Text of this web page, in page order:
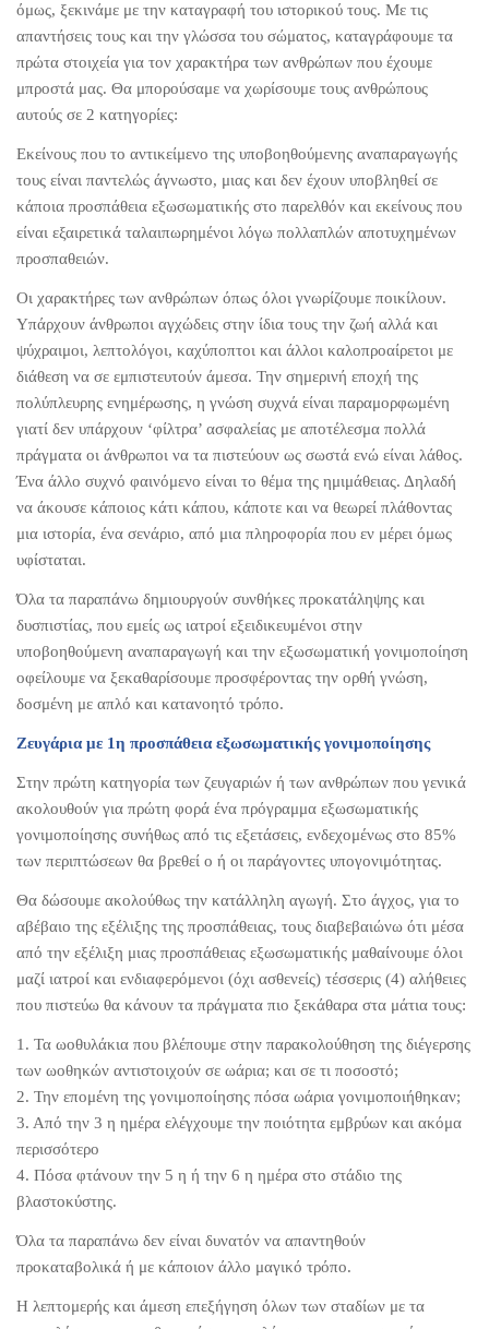
όμως, ξεκινάμε με την καταγραφή του ιστορικού τους. Με τις
απαντήσεις τους και την γλώσσα του σώματος, καταγράφουμε τα
πρώτα στοιχεία για τον χαρακτήρα των ανθρώπων που έχουμε
μπροστά μας. Θα μπορούσαμε να χωρίσουμε τους ανθρώπους
αυτούς σε 2 κατηγορίες:
Εκείνους που το αντικείμενο της υποβοηθούμενης αναπαραγωγής
τους είναι παντελώς άγνωστο, μιας και δεν έχουν υποβληθεί σε
κάποια προσπάθεια εξωσωματικής στο παρελθόν και εκείνους που
είναι εξαιρετικά ταλαιπωρημένοι λόγω πολλαπλών αποτυχημένων
προσπαθειών.
Οι χαρακτήρες των ανθρώπων όπως όλοι γνωρίζουμε ποικίλουν.
Υπάρχουν άνθρωποι αγχώδεις στην ίδια τους την ζωή αλλά και
ψύχραιμοι, λεπτολόγοι, καχύποπτοι και άλλοι καλοπροαίρετοι με
διάθεση να σε εμπιστευτούν άμεσα. Την σημερινή εποχή της
πολύπλευρης ενημέρωσης, η γνώση συχνά είναι παραμορφωμένη
γιατί δεν υπάρχουν ‘φίλτρα’ ασφαλείας με αποτέλεσμα πολλά
πράγματα οι άνθρωποι να τα πιστεύουν ως σωστά ενώ είναι λάθος.
Ένα άλλο συχνό φαινόμενο είναι το θέμα της ημιμάθειας. Δηλαδή
να άκουσε κάποιος κάτι κάπου, κάποτε και να θεωρεί πλάθοντας
μια ιστορία, ένα σενάριο, από μια πληροφορία που εν μέρει όμως
υφίσταται.
Όλα τα παραπάνω δημιουργούν συνθήκες προκατάληψης και
δυσπιστίας, που εμείς ως ιατροί εξειδικευμένοι στην
υποβοηθούμενη αναπαραγωγή και την εξωσωματική γονιμοποίηση
οφείλουμε να ξεκαθαρίσουμε προσφέροντας την ορθή γνώση,
δοσμένη με απλό και κατανοητό τρόπο.
Ζευγάρια με 1η προσπάθεια εξωσωματικής γονιμοποίησης
Στην πρώτη κατηγορία των ζευγαριών ή των ανθρώπων που γενικά
ακολουθούν για πρώτη φορά ένα πρόγραμμα εξωσωματικής
γονιμοποίησης συνήθως από τις εξετάσεις, ενδεχομένως στο 85%
των περιπτώσεων θα βρεθεί ο ή οι παράγοντες υπογονιμότητας.
Θα δώσουμε ακολούθως την κατάλληλη αγωγή. Στο άγχος, για το
αβέβαιο της εξέλιξης της προσπάθειας, τους διαβεβαιώνω ότι μέσα
από την εξέλιξη μιας προσπάθειας εξωσωματικής μαθαίνουμε όλοι
μαζί ιατροί και ενδιαφερόμενοι (όχι ασθενείς) τέσσερις (4) αλήθειες
που πιστεύω θα κάνουν τα πράγματα πιο ξεκάθαρα στα μάτια τους:
1. Τα ωοθυλάκια που βλέπουμε στην παρακολούθηση της διέγερσης
των ωοθηκών αντιστοιχούν σε ωάρια; και σε τι ποσοστό;
2. Την επομένη της γονιμοποίησης πόσα ωάρια γονιμοποιήθηκαν;
3. Από την 3 η ημέρα ελέγχουμε την ποιότητα εμβρύων και ακόμα
περισσότερο
4. Πόσα φτάνουν την 5 η ή την 6 η ημέρα στο στάδιο της
βλαστοκύστης.
Όλα τα παραπάνω δεν είναι δυνατόν να απαντηθούν
προκαταβολικά ή με κάποιον άλλο μαγικό τρόπο.
Η λεπτομερής και άμεση επεξήγηση όλων των σταδίων με τα